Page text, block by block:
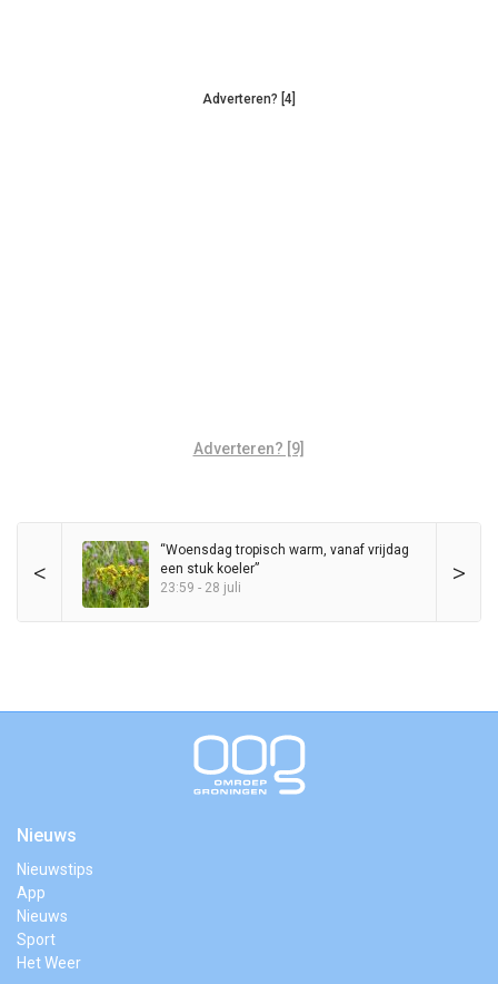
Adverteren? [4]
Adverteren? [9]
< >
“Woensdag tropisch warm, vanaf vrijdag
een stuk koeler”
23:59 - 28 juli
Nieuws
Nieuwstips
App
Nieuws
Sport
Het Weer